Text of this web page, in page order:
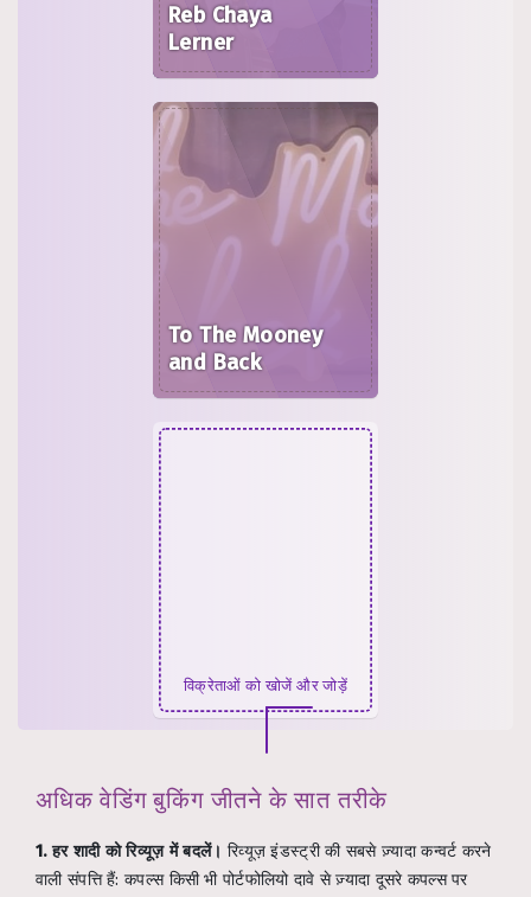
Reb Chaya
Lerner
To The Mooney
and Back
विक्रेताओं को खोजें और जोड़ें
अधिक वेडिंग बुकिंग जीतने के सात तरीके
1. हर शादी को रिव्यूज़ में बदलें। रिव्यूज़ इंडस्ट्री की सबसे ज़्यादा कन्वर्ट करने
वाली संपत्ति हैं: कपल्स किसी भी पोर्टफोलियो दावे से ज़्यादा दूसरे कपल्स पर